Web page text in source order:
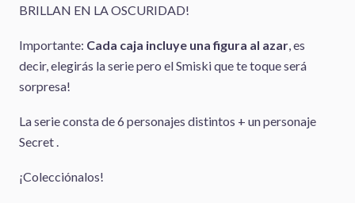
BRILLAN EN LA OSCURIDAD!
Importante: Cada caja incluye una figura al azar, es
decir, elegirás la serie pero el Smiski que te toque será
sorpresa!
La serie consta de 6 personajes distintos + un personaje
Secret .
¡Colecciónalos!